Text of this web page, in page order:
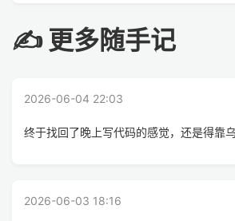
✍ 更多随手记
2026-06-04 22:03
终于找回了晚上写代码的感觉，还是得靠
2026-06-03 18:16